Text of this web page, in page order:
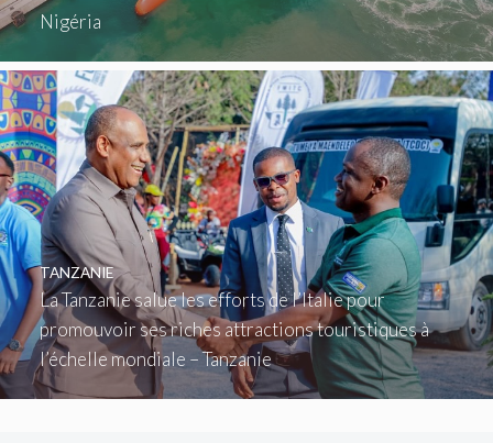
Nigéria
La Tanzanie salue les efforts de l’Italie pour
promouvoir ses riches attractions touristiques à
l’échelle mondiale – Tanzanie
TANZANIE